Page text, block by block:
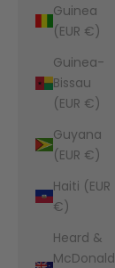
Guinea
(EUR €)
Guinea-
Bissau
(EUR €)
Guyana
(EUR €)
Haiti (EUR
€)
Heard &
McDonald